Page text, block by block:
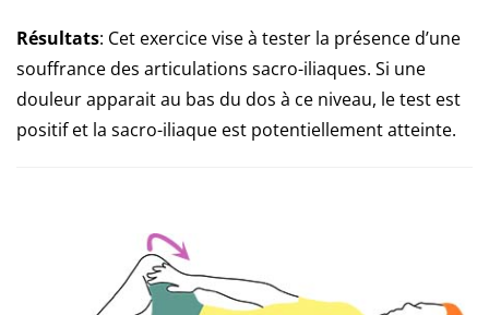
Résultats: Cet exercice vise à tester la présence d’une
souffrance des articulations sacro-iliaques. Si une
douleur apparait au bas du dos à ce niveau, le test est
positif et la sacro-iliaque est potentiellement atteinte.